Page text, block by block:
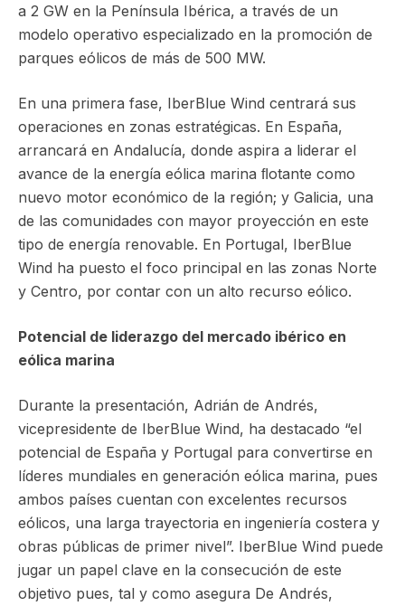
a 2 GW en la Península Ibérica, a través de un
modelo operativo especializado en la promoción de
parques eólicos de más de 500 MW.
En una primera fase, IberBlue Wind centrará sus
operaciones en zonas estratégicas. En España,
arrancará en Andalucía, donde aspira a liderar el
avance de la energía eólica marina ﬂotante como
nuevo motor económico de la región; y Galicia, una
de las comunidades con mayor proyección en este
tipo de energía renovable. En Portugal, IberBlue
Wind ha puesto el foco principal en las zonas Norte
y Centro, por contar con un alto recurso eólico.
Potencial de liderazgo del mercado ibérico en
eólica marina
Durante la presentación, Adrián de Andrés,
vicepresidente de IberBlue Wind, ha destacado “el
potencial de España y Portugal para convertirse en
líderes mundiales en generación eólica marina, pues
ambos países cuentan con excelentes recursos
eólicos, una larga trayectoria en ingeniería costera y
obras públicas de primer nivel”. IberBlue Wind puede
jugar un papel clave en la consecución de este
objetivo pues, tal y como asegura De Andrés,